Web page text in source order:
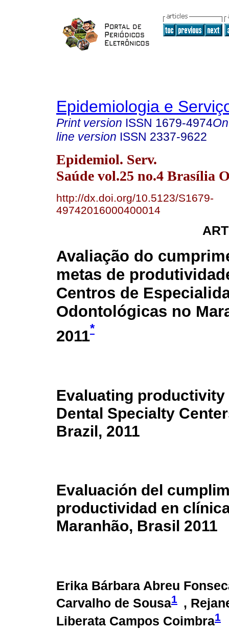
Epidemiologia e
Print version ISSN 1679-4974
line version ISSN 2337-9622
Epidemiol. Serv.
Saúde vol.25 no.4 Brasília
http://dx.doi.org/10.5123/S1679-
49742016000400014
Avaliação do
metas de
Centros de
Odontológicas no
2011*
Evaluating
Dental Specialty
Brazil, 2011
Evaluación del
productividad en
Maranhão, Brasil 2011
Erika Bárbara Abreu
Carvalho de Sousa1 ,
Liberata Campos Coimbra1